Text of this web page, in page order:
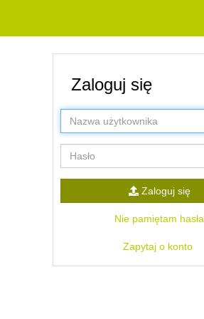
Zaloguj się
użytkownika
Zaloguj się
Nie pamiętam hasła
Zapytaj o konto